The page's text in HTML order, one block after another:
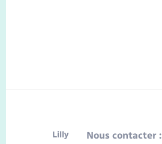
Lilly Nous contacter :